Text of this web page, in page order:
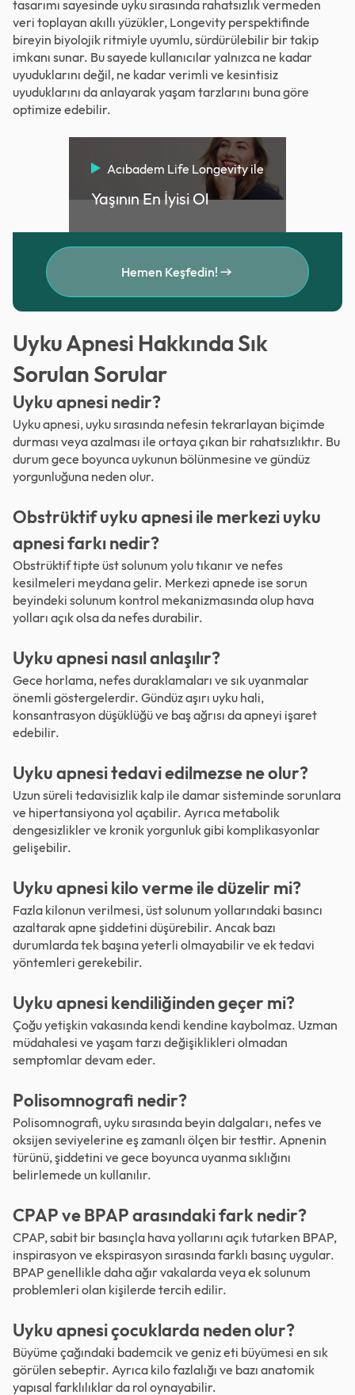
tasarımı sayesinde uyku sırasında rahatsızlık vermeden
veri toplayan akıllı yüzükler, Longevity perspektifinde
bireyin biyolojik ritmiyle uyumlu, sürdürülebilir bir takip
imkanı sunar. Bu sayede kullanıcılar yalnızca ne kadar
uyuduklarını değil, ne kadar verimli ve kesintisiz
uyuduklarını da anlayarak yaşam tarzlarını buna göre
optimize edebilir.
Acıbadem Life Longevity ile
Yaşının En İyisi Ol
Hemen Keşfedin!
Uyku Apnesi Hakkında Sık
Sorulan Sorular
Uyku apnesi nedir?
Uyku apnesi, uyku sırasında nefesin tekrarlayan biçimde
durması veya azalması ile ortaya çıkan bir rahatsızlıktır. Bu
durum gece boyunca uykunun bölünmesine ve gündüz
yorgunluğuna neden olur.
Obstrüktif uyku apnesi ile merkezi uyku
apnesi farkı nedir?
Obstrüktif tipte üst solunum yolu tıkanır ve nefes
kesilmeleri meydana gelir. Merkezi apnede ise sorun
beyindeki solunum kontrol mekanizmasında olup hava
yolları açık olsa da nefes durabilir.
Uyku apnesi nasıl anlaşılır?
Gece horlama, nefes duraklamaları ve sık uyanmalar
önemli göstergelerdir. Gündüz aşırı uyku hali,
konsantrasyon düşüklüğü ve baş ağrısı da apneyi işaret
edebilir.
Uyku apnesi tedavi edilmezse ne olur?
Uzun süreli tedavisizlik kalp ile damar sisteminde sorunlara
ve hipertansiyona yol açabilir. Ayrıca metabolik
dengesizlikler ve kronik yorgunluk gibi komplikasyonlar
gelişebilir.
Uyku apnesi kilo verme ile düzelir mi?
Fazla kilonun verilmesi, üst solunum yollarındaki basıncı
azaltarak apne şiddetini düşürebilir. Ancak bazı
durumlarda tek başına yeterli olmayabilir ve ek tedavi
yöntemleri gerekebilir.
Uyku apnesi kendiliğinden geçer mi?
Çoğu yetişkin vakasında kendi kendine kaybolmaz. Uzman
müdahalesi ve yaşam tarzı değişiklikleri olmadan
semptomlar devam eder.
Polisomnografi nedir?
Polisomnografi, uyku sırasında beyin dalgaları, nefes ve
oksijen seviyelerine eş zamanlı ölçen bir testtir. Apnenin
türünü, şiddetini ve gece boyunca uyanma sıklığını
belirlemede un kullanılır.
CPAP ve BPAP arasındaki fark nedir?
CPAP, sabit bir basınçla hava yollarını açık tutarken BPAP,
inspirasyon ve ekspirasyon sırasında farklı basınç uygular.
BPAP genellikle daha ağır vakalarda veya ek solunum
problemleri olan kişilerde tercih edilir.
Uyku apnesi çocuklarda neden olur?
Büyüme çağındaki bademcik ve geniz eti büyümesi en sık
görülen sebeptir. Ayrıca kilo fazlalığı ve bazı anatomik
yapısal farklılıklar da rol oynayabilir.